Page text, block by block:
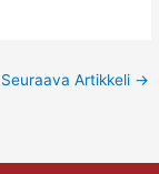
Seuraava Artikkeli →